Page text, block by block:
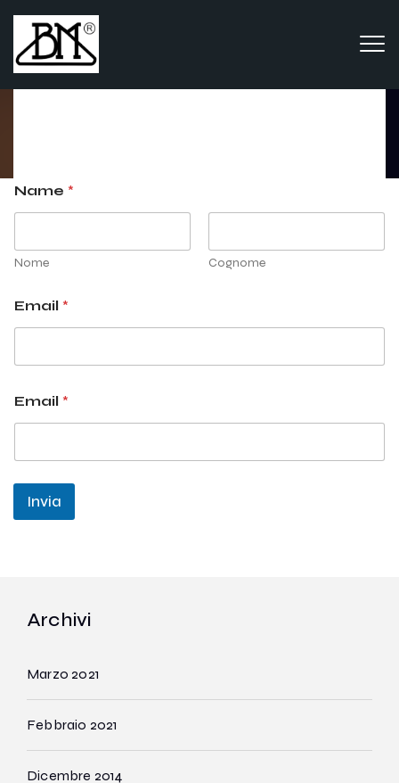
Name *
Nome Cognome
Email *
Email *
Invia
Archivi
Marzo 2021
Febbraio 2021
Dicembre 2014